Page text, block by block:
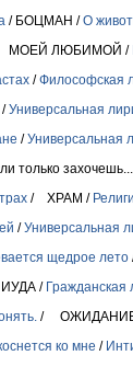
/ БОЦМАН /О
ЛЮБИМОЙ /
/Философская
/Универсальная
/Универсальная
только
/ ХРАМ /
/Универсальная
щедрое лето
ИУДА / Гражданская
/
ко мне /